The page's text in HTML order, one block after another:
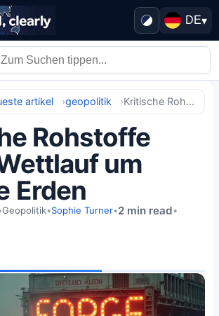
DE▾
artikel geopolitik Kritische Rohstoffe 2026: Wettlauf um Seltene Erden
Rohstoffe
um
Erden
Geopolitik•Sophie Turner•2 min read•